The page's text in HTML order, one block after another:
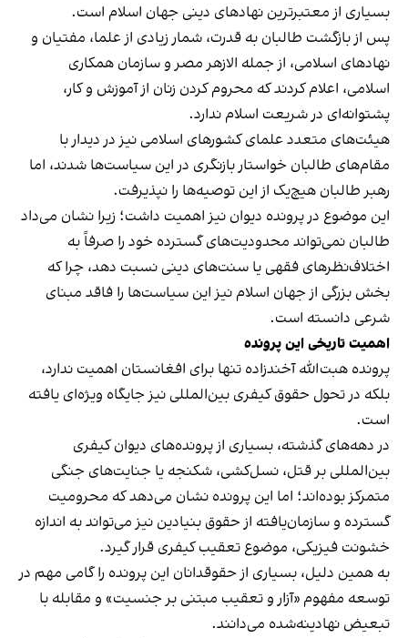
بسیاری از معتبرترین نهادهای دینی جهان اسلام است.
پس از بازگشت طالبان به قدرت، شمار زیادی از علما، مفتیان و
نهادهای اسلامی، از جمله الازهر مصر و سازمان همکاری
اسلامی، اعلام کردند که محروم کردن زنان از آموزش و کار،
پشتوانه‌ای در شریعت اسلام ندارد.
هیئت‌های متعدد علمای کشورهای اسلامی نیز در دیدار با
مقام‌های طالبان خواستار بازنگری در این سیاست‌ها شدند، اما
رهبر طالبان هیچ‌یک از این توصیه‌ها را نپذیرفت.
این موضوع در پرونده دیوان نیز اهمیت داشت؛ زیرا نشان می‌داد
طالبان نمی‌تواند محدودیت‌های گسترده خود را صرفاً به
اختلاف‌نظرهای فقهی یا سنت‌های دینی نسبت دهد، چرا که
بخش بزرگی از جهان اسلام نیز این سیاست‌ها را فاقد مبنای
شرعی دانسته است.
اهمیت تاریخی این پرونده
پرونده هبت‌الله آخندزاده تنها برای افغانستان اهمیت ندارد،
بلکه در تحول حقوق کیفری بین‌المللی نیز جایگاه ویژه‌ای یافته
است.
در دهه‌های گذشته، بسیاری از پرونده‌های دیوان کیفری
بین‌المللی بر قتل، نسل‌کشی، شکنجه یا جنایت‌های جنگی
متمرکز بوده‌اند؛ اما این پرونده نشان می‌دهد که محرومیت
گسترده و سازمان‌یافته از حقوق بنیادین نیز می‌تواند به اندازه
خشونت فیزیکی، موضوع تعقیب کیفری قرار گیرد.
به همین دلیل، بسیاری از حقوقدانان این پرونده را گامی مهم در
توسعه مفهوم «آزار و تعقیب مبتنی بر جنسیت» و مقابله با
تبعیض نهادینه‌شده می‌دانند.